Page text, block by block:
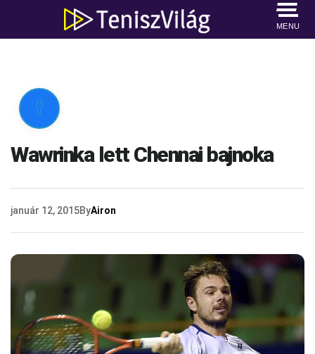
MENU

Wawrinka lett Chennai bajnoka
január 12, 2015ByAiron